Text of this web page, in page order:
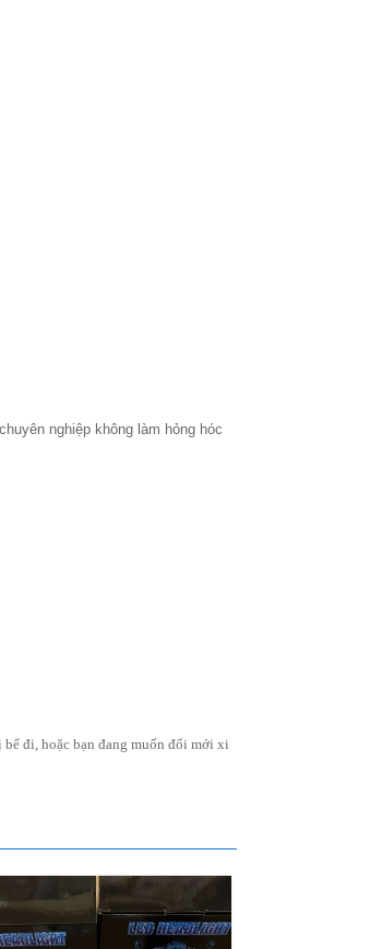
nghiệp không làm hỏng hóc
đi, hoặc bạn đang muốn đổi mới xi